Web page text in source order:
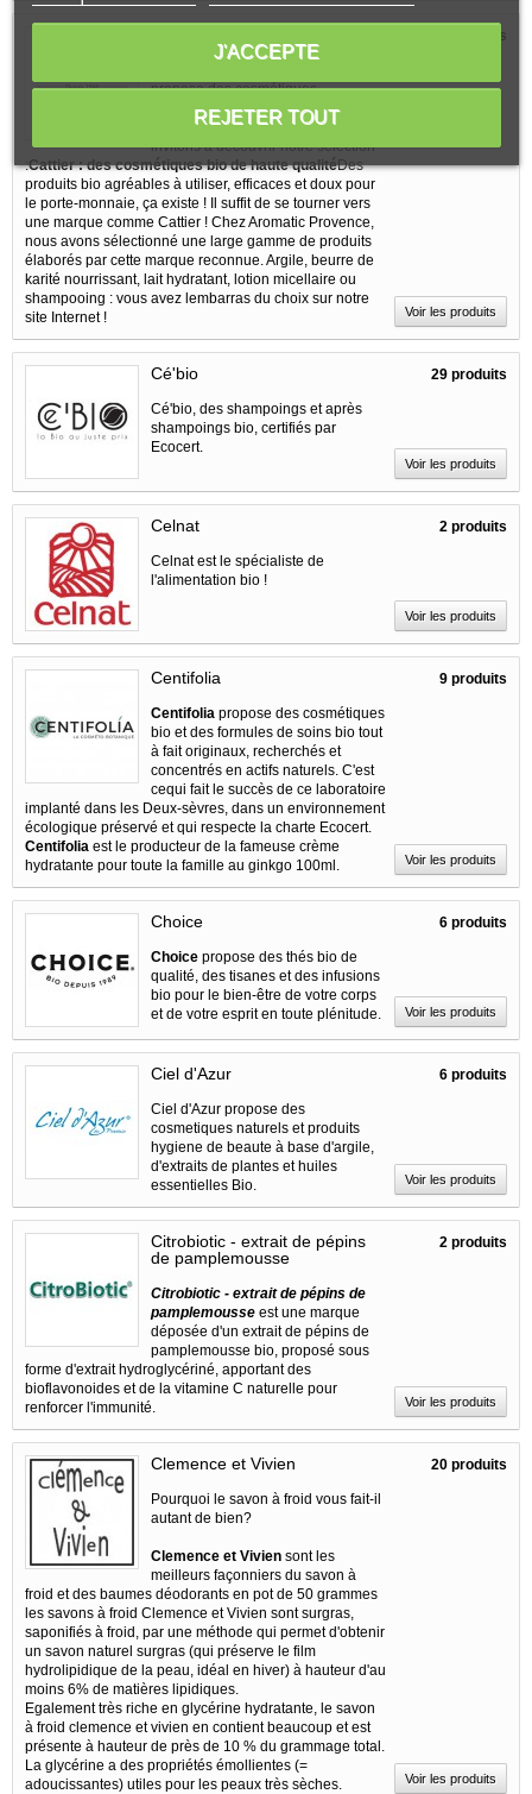
propose des cosmétiques
biologiques de haute qualité
accessibles à tous. Nous vous
invitons à découvrir notre sélection
:Cattier : des cosmétiques bio de haute qualitéDes
produits bio agréables à utiliser, efficaces et doux pour
le porte-monnaie, ça existe ! Il suffit de se tourner vers
une marque comme Cattier ! Chez Aromatic Provence,
nous avons sélectionné une large gamme de produits
élaborés par cette marque reconnue. Argile, beurre de
karité nourrissant, lait hydratant, lotion micellaire ou
shampooing : vous avez lembarras du choix sur notre
site Internet !
57 produits
Voir les produits
Cé'bio
Cé'bio, des shampoings et après
shampoings bio, certifiés par
Ecocert.
29 produits
Voir les produits
Celnat
Celnat est le spécialiste de
l'alimentation bio !
2 produits
Voir les produits
Centifolia
Centifolia propose des cosmétiques
bio et des formules de soins bio tout
à fait originaux, recherchés et
concentrés en actifs naturels. C'est
cequi fait le succès de ce laboratoire
implanté dans les Deux-sèvres, dans un environnement
écologique préservé et qui respecte la charte Ecocert.
Centifolia est le producteur de la fameuse crème
hydratante pour toute la famille au ginkgo 100ml.
9 produits
Voir les produits
Choice
Choice propose des thés bio de
qualité, des tisanes et des infusions
bio pour le bien-être de votre corps
et de votre esprit en toute plénitude.
6 produits
Voir les produits
Ciel d'Azur
Ciel d'Azur propose des
cosmetiques naturels et produits
hygiene de beaute à base d'argile,
d'extraits de plantes et huiles
essentielles Bio.
6 produits
Voir les produits
Citrobiotic - extrait de pépins
de pamplemousse
Citrobiotic - extrait de pépins de
pamplemousse est une marque
déposée d'un extrait de pépins de
pamplemousse bio, proposé sous
forme d'extrait hydroglycériné, apportant des
bioflavonoides et de la vitamine C naturelle pour
renforcer l'immunité.
2 produits
Voir les produits
Clemence et Vivien
Pourquoi le savon à froid vous fait-il
autant de bien?
Clemence et Vivien sont les
meilleurs façonniers du savon à
froid et des baumes déodorants en pot de 50 grammes
les savons à froid Clemence et Vivien sont surgras,
saponifiés à froid, par une méthode qui permet d'obtenir
un savon naturel surgras (qui préserve le film
hydrolipidique de la peau, idéal en hiver) à hauteur d'au
moins 6% de matières lipidiques.
Egalement très riche en glycérine hydratante, le savon
à froid clemence et vivien en contient beaucoup et est
présente à hauteur de près de 10 % du grammage total.
La glycérine a des propriétés émollientes (=
adoucissantes) utiles pour les peaux très sèches.
20 produits
Voir les produits
REJETER TOUT
J'ACCEPTE